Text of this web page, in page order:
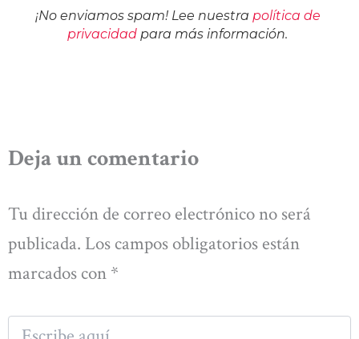
¡No enviamos spam! Lee nuestra política de
privacidad para más información.
Deja un comentario
Tu dirección de correo electrónico no será
publicada. Los campos obligatorios están
marcados con *
Escribe